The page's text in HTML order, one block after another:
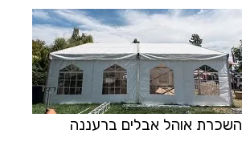
השכרת אוהל אבלים ברעננה